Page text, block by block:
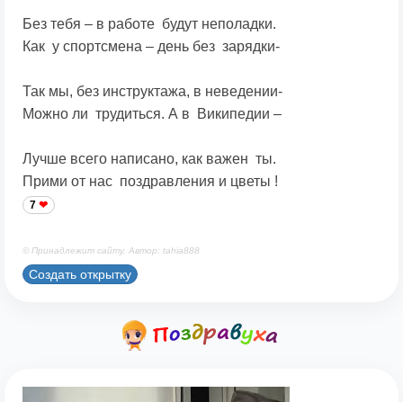
Без тебя – в работе будут неполадки.
Как у спортсмена – день без зарядки-
Так мы, без инструктажа, в неведении-
Можно ли трудиться. А в Википедии –
Лучше всего написано, как важен ты.
Прими от нас поздравления и цветы !
7
© Принадлежит сайту. Автор: tahia888
Создать открытку